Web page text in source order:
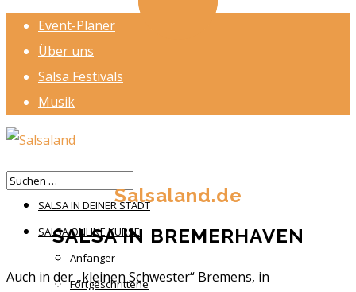
Event-Planer
Über uns
Salsa Festivals
Musik
HOME
SALSA IN DEINER STADT
SALSA ONLINE KURSE
Anfänger
Fortgeschrittene
Salsaland.de
SALSA IN BREMERHAVEN
Auch in der „kleinen Schwester“ Bremens, in